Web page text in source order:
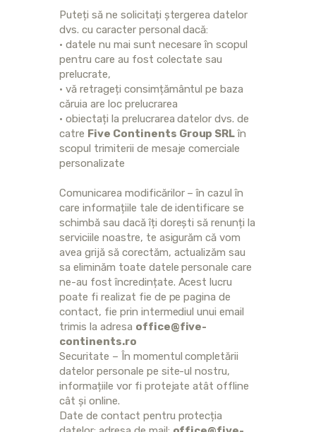
Puteți să ne solicitați ștergerea datelor
dvs. cu caracter personal dacă:
• datele nu mai sunt necesare în scopul
pentru care au fost colectate sau
prelucrate,
• vă retrageți consimțământul pe baza
căruia are loc prelucrarea
• obiectați la prelucrarea datelor dvs. de
catre Five Continents Group SRLîn
scopul trimiterii de mesaje comerciale
personalizate
Comunicarea modificărilor – în cazul în
care informațiile tale de identificare se
schimbă sau dacă îți dorești să renunți la
serviciile noastre, te asigurăm că vom
avea grijă să corectăm, actualizăm sau
sa eliminăm toate datele personale care
ne-au fost încredințate. Acest lucru
poate fi realizat fie de pe pagina de
contact, fie prin intermediul unui email
trimis la adresa office@five-
continents.ro
Securitate – În momentul completării
datelor personale pe site-ul nostru,
informațiile vor fi protejate atât offline
cât și online.
Date de contact pentru protecția